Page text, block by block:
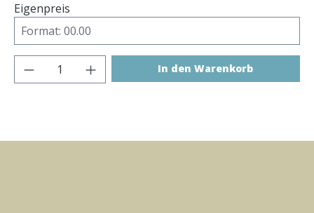
Eigenpreis
Produkt Anzahl: Gib den gewünschten
In den Warenkorb